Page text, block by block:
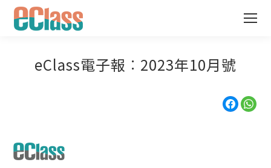
eClass電子報︰2023年10月號